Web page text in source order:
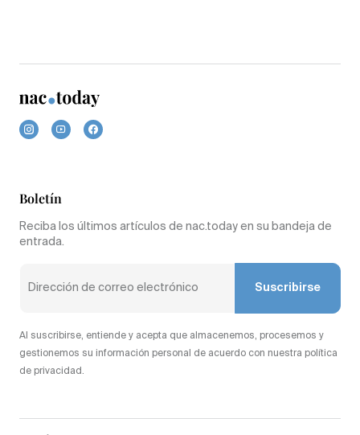
Boletín
Reciba los últimos artículos de nac.today en su bandeja de
entrada.
Suscribirse
Al suscribirse, entiende y acepta que almacenemos, procesemos y
gestionemos su información personal de acuerdo con nuestra política
de privacidad.